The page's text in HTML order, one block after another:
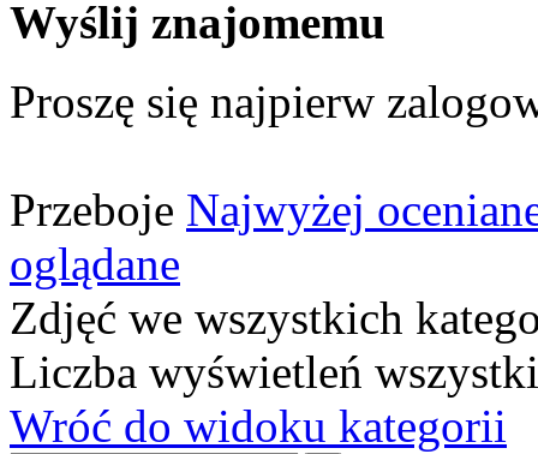
Wyślij znajomemu
Proszę się najpierw
Przeboje Najwyżej
oglądane
Zdjęć we wszystkich
Liczba wyświetleń
Wróć do widoku kategorii